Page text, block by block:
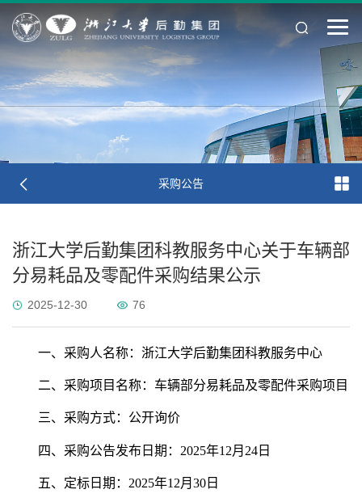
采购公告
浙江大学后勤集团科教服务中心关于车辆部
分易耗品及零配件采购结果公示
2025-12-30 76
一、采购人名称：浙江大学后勤集团科教服务中心
二、采购项目名称：车辆部分易耗品及零配件采购项目
三、采购方式：公开询价
四、采购公告发布日期：2025年12月 24日
五、定标日期：2025年12月 30日